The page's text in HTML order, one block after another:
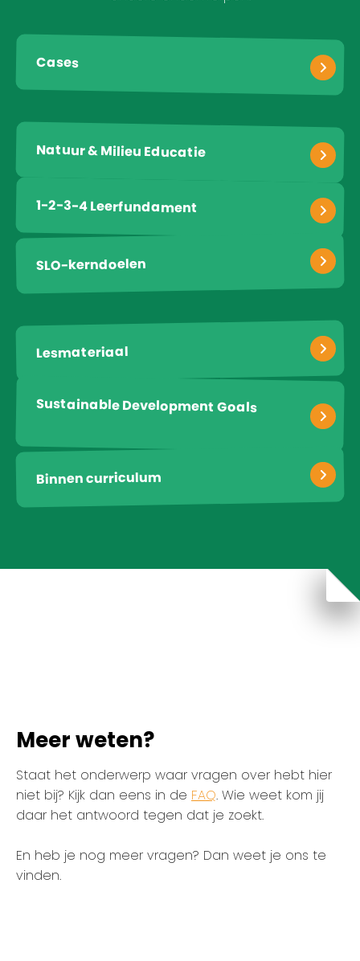
Cases
Natuur & Milieu Educatie
1-2-3-4 Leerfundament
SLO-kerndoelen
Lesmateriaal
Sustainable Development Goals
Binnen curriculum
Meer weten?
Staat het onderwerp waar vragen over hebt hier
niet bij? Kijk dan eens in de FAQ. Wie weet kom jij
daar het antwoord tegen dat je zoekt.
En heb je nog meer vragen? Dan weet je ons te
vinden.